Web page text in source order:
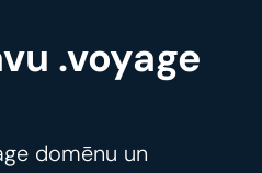
.voyage
domēnu un